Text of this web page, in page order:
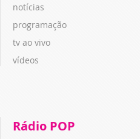
notícias
programação
tv ao vivo
vídeos
Rádio POP